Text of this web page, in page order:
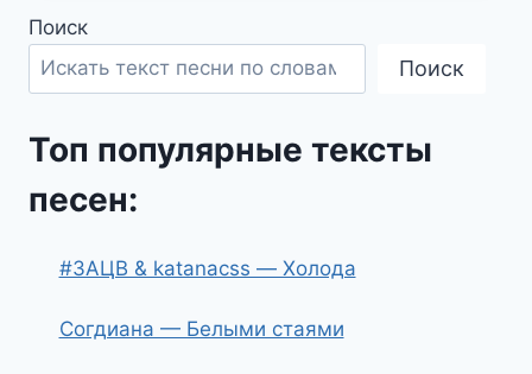
Поиск
Поиск
Топ популярные тексты
песен:
#ЗАЦВ & katanacss — Холода
Согдиана — Белыми стаями